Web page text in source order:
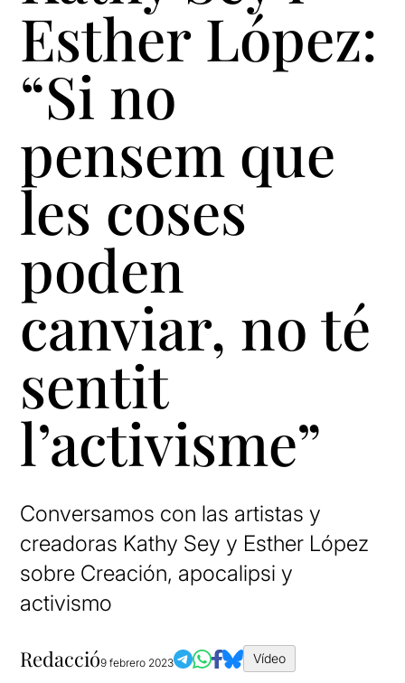
Esther López:
“Si no
pensem que
les coses
poden
canviar, no té
sentit
l’activisme”
Conversamos con las artistas y
creadoras Kathy Sey y Esther López
sobre Creación, apocalipsi y
activismo
Redacció9 febrero 2023 Vídeo